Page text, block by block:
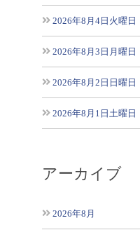
2026年8月4日火曜日
2026年8月3日月曜日
2026年8月2日日曜日
2026年8月1日土曜日
アーカイブ
2026年8月